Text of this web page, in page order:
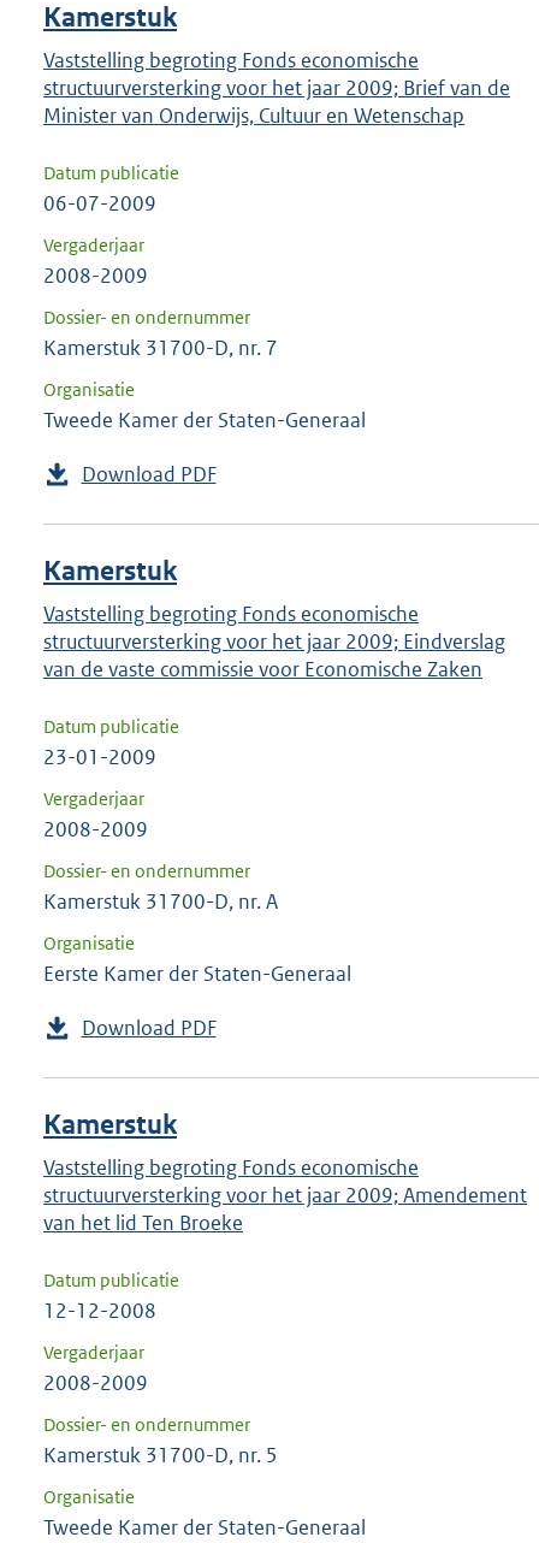
uw
keuze
te
bevestigen.
Kamerstuk
Vaststelling begroting Fonds economische
structuurversterking voor het jaar 2009; Brief van de
Minister van Onderwijs, Cultuur en Wetenschap
Datum publicatie
06-07-2009
Vergaderjaar
2008-2009
Dossier- en ondernummer
Kamerstuk 31700-D, nr. 7
Organisatie
Tweede Kamer der Staten-Generaal
Download PDF
Kamerstuk
Vaststelling begroting Fonds economische
structuurversterking voor het jaar 2009; Eindverslag
van de vaste commissie voor Economische Zaken
Datum publicatie
23-01-2009
Vergaderjaar
2008-2009
Dossier- en ondernummer
Kamerstuk 31700-D, nr. A
Organisatie
Eerste Kamer der Staten-Generaal
Download PDF
Kamerstuk
Vaststelling begroting Fonds economische
structuurversterking voor het jaar 2009; Amendement
van het lid Ten Broeke
Datum publicatie
12-12-2008
Vergaderjaar
2008-2009
Dossier- en ondernummer
Kamerstuk 31700-D, nr. 5
Organisatie
Tweede Kamer der Staten-Generaal